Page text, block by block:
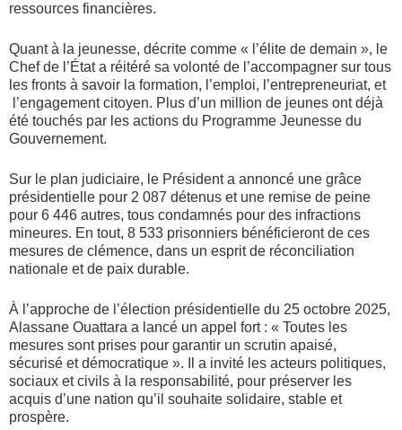
ressources financières.
Quant à la jeunesse, décrite comme « l’élite de demain », le
Chef de l’État a réitéré sa volonté de l’accompagner sur tous
les fronts à savoir la formation, l’emploi, l’entrepreneuriat, et
l’engagement citoyen. Plus d’un million de jeunes ont déjà
été touchés par les actions du Programme Jeunesse du
Gouvernement.
Sur le plan judiciaire, le Président a annoncé une grâce
présidentielle pour 2 087 détenus et une remise de peine
pour 6 446 autres, tous condamnés pour des infractions
mineures. En tout, 8 533 prisonniers bénéficieront de ces
mesures de clémence, dans un esprit de réconciliation
nationale et de paix durable.
À l’approche de l’élection présidentielle du 25 octobre 2025,
Alassane Ouattara a lancé un appel fort : « Toutes les
mesures sont prises pour garantir un scrutin apaisé,
sécurisé et démocratique ». Il a invité les acteurs politiques,
sociaux et civils à la responsabilité, pour préserver les
acquis d’une nation qu’il souhaite solidaire, stable et
prospère.